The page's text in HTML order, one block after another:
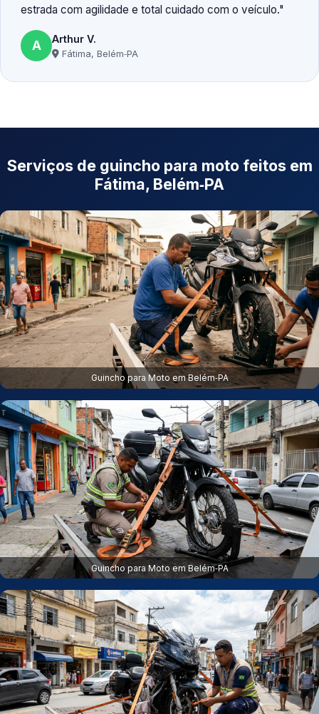
estrada com agilidade e total cuidado com o veículo.
A Arthur V.
Fátima, Belém‑PA
Serviços de guincho para moto feitos em
Fátima, Belém‑PA
Guincho para Moto em Belém‑PA
Guincho para Moto em Belém‑PA